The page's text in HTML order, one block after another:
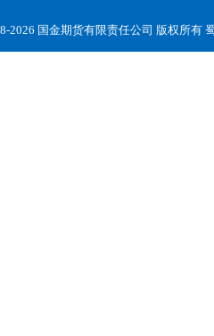
2026 国金期货有限责任公司 版权所有